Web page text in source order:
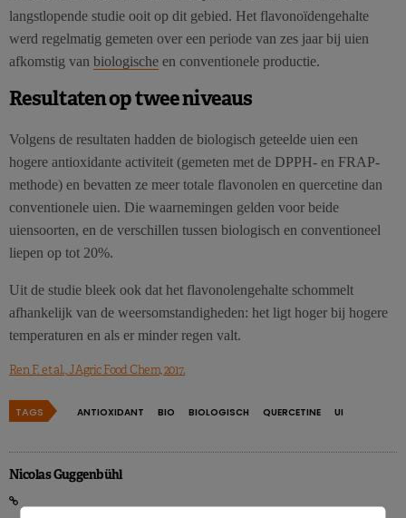
langstlopende studie ooit op dit gebied. Het flavonoïdengehalte
werd regelmatig gemeten over een periode van zes jaar bij uien
afkomstig van biologische en conventionele productie.
Resultaten op twee niveaus
Volgens de resultaten hadden de biologisch geteelde uien een
hogere antioxidante activiteit (gemeten met de DPPH- en FRAP-
methode) en bevatten ze meer totale flavonolen en quercetine dan
conventionele uien. Die waarnemingen gelden voor beide
uiensoorten, en de verschillen tussen biologisch en conventioneel
liepen op tot 20%.
Uit de studie bleek ook dat het flavonolengehalte schommelt
afhankelijk van de weersomstandigheden: het ligt hoger bij hogere
temperaturen en als er minder regen valt.
Ren F. et al., J Agric Food Chem, 2017.
TAGS ANTIOXIDANT BIO BIOLOGISCH QUERCETINE UI
Nicolas Guggenbühl